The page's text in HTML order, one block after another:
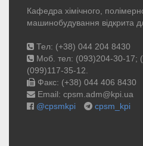
Кафедра хімічного,
машинобудування відкрита
Тел: (+38) 044 204 8430
Моб. тел: (093)204-30-17;
(099)117-35-12.
Факс: (+38) 044 406 8430
Email: cpsm.adm@kpi.ua
@cpsmkpi
cpsm_kpi